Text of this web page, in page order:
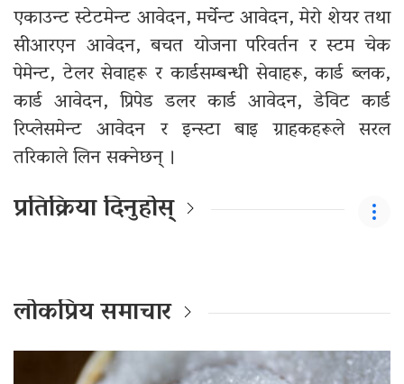
एकाउन्ट स्टेटमेन्ट आवेदन, मर्चेन्ट आवेदन, मेरो शेयर तथा
सीआरएन आवेदन, बचत योजना परिवर्तन र स्टम चेक
पेमेन्ट, टेलर सेवाहरू र कार्डसम्बन्धी सेवाहरू, कार्ड ब्लक,
कार्ड आवेदन, प्रिपेड डलर कार्ड आवेदन, डेविट कार्ड
रिप्लेसमेन्ट आवेदन र इन्स्टा बाइ ग्राहकहरूले सरल
तरिकाले लिन सक्नेछन् ।
प्रतिक्रिया दिनुहोस्
लोकप्रिय समाचार